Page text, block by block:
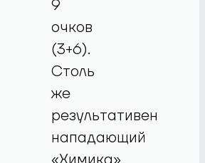
9
очков
(3+6).
Столь
же
результативен
нападающий